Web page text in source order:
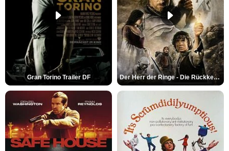
Gran Torino Trailer DF Der Herr der Ringe - Die Rückkehr des Königs Trailer OV